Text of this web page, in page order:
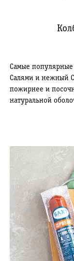
Самые популярные
Салями и нежный
пожирнее и
натуральной